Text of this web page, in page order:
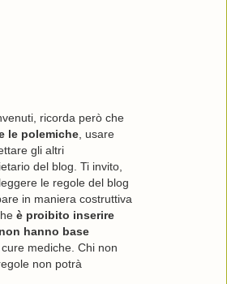
ricorda però che
le polemiche, usare
gli altri
del blog. Ti invito,
le regole del blog
in maniera costruttiva
è proibito inserire
hanno base
mediche. Chi non
non potrà